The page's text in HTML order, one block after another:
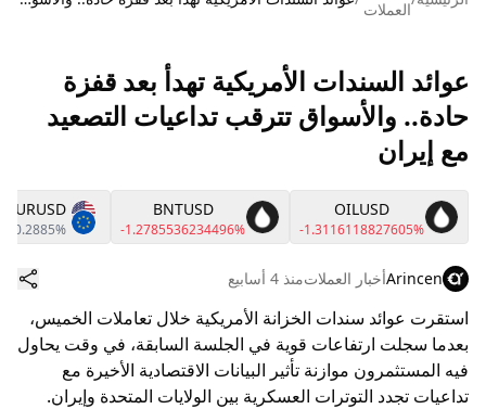
العملات
عوائد السندات الأمريكية تهدأ بعد قفزة
حادة.. والأسواق تترقب تداعيات التصعيد
مع إيران
OILUSD
-1.3116118827605%
BNTUSD
-1.2785536234496%
EURUSD
0.2885%
Arincenأخبار العملاتمنذ 4 أسابيع
استقرت عوائد سندات الخزانة الأمريكية خلال تعاملات الخميس،
بعدما سجلت ارتفاعات قوية في الجلسة السابقة، في وقت يحاول
فيه المستثمرون موازنة تأثير البيانات الاقتصادية الأخيرة مع
تداعيات تجدد التوترات العسكرية بين الولايات المتحدة وإيران.